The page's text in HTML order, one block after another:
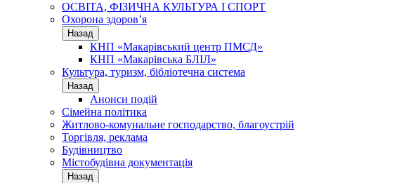
ОСВІТА, ФІЗИЧНА КУЛЬТУРА І СПОРТ
Охорона здоров’я
Назад
КНП «Макарівський центр ПМСД»
КНП «Макарівська БЛІЛ»
Культура, туризм, бібліотечна система
Назад
Анонси подій
Сімейна політика
Житлово-комунальне господарство, благоустрій
Торгівля, реклама
Будівництво
Містобудівна документація
Назад